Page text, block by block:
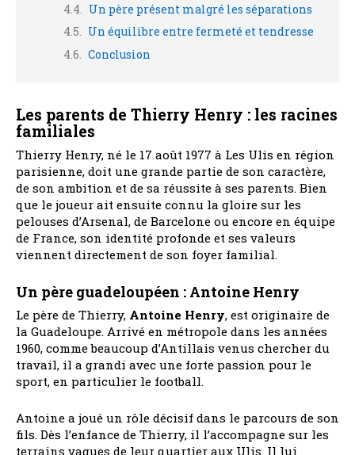
Un père présent malgré les séparations
Un équilibre entre fermeté et tendresse
Conclusion
Les parents de Thierry Henry : les racines
familiales
Thierry Henry, né le 17 août 1977 à Les Ulis en région
parisienne, doit une grande partie de son caractère,
de son ambition et de sa réussite à ses parents. Bien
que le joueur ait ensuite connu la gloire sur les
pelouses d’Arsenal, de Barcelone ou encore en équipe
de France, son identité profonde et ses valeurs
viennent directement de son foyer familial.
Un père guadeloupéen : Antoine Henry
Le père de Thierry, Antoine Henry, est originaire de
la Guadeloupe. Arrivé en métropole dans les années
1960, comme beaucoup d’Antillais venus chercher du
travail, il a grandi avec une forte passion pour le
sport, en particulier le football.
Antoine a joué un rôle décisif dans le parcours de son
fils. Dès l’enfance de Thierry, il l’accompagne sur les
terrains vagues de leur quartier aux Ulis. Il lui